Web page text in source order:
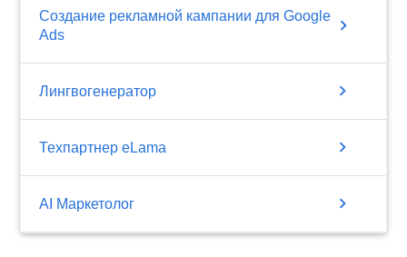
Создание рекламной кампании для Google
Ads
chevron_right
Лингвогенератор chevron_right
Техпартнер eLama chevron_right
AI Маркетолог chevron_right